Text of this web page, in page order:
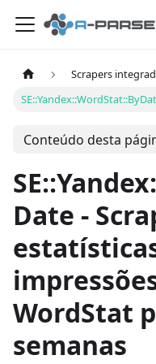
Scrapers
Conteúdo desta
Date -
WordStat
semanas